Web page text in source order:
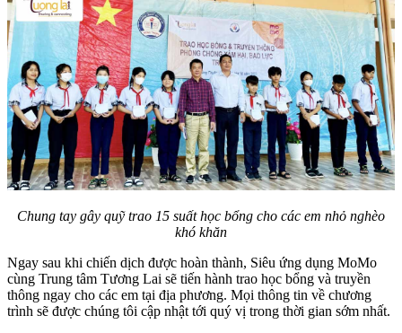
Chung tay gây quỹ trao 15 suất học bổng cho các em nhỏ nghèo
khó khăn
Ngay sau khi chiến dịch được hoàn thành, Siêu ứng dụng MoMo
cùng Trung tâm Tương Lai sẽ tiến hành trao học bổng và truyền
thông ngay cho các em tại địa phương. Mọi thông tin về chương
trình sẽ được chúng tôi cập nhật tới quý vị trong thời gian sớm nhất.